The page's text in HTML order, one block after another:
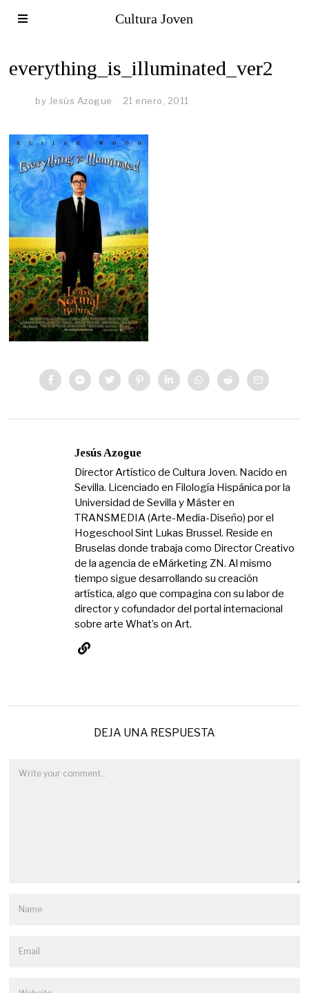
Cultura Joven
everything_is_illuminated_ver2
by Jesús Azogue 21 enero, 2011
Jesús Azogue
Director Artístico de Cultura Joven. Nacido en
Sevilla. Licenciado en Filología Hispánica por la
Universidad de Sevilla y Máster en
TRANSMEDIA (Arte-Media-Diseño) por el
Hogeschool Sint Lukas Brussel. Reside en
Bruselas donde trabaja como Director Creativo
de la agencia de eMárketing ZN. Al mismo
tiempo sigue desarrollando su creación
artística, algo que compagina con su labor de
director y cofundador del portal internacional
sobre arte What’s on Art.
DEJA UNA RESPUESTA